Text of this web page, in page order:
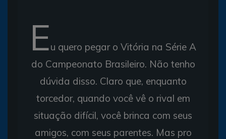
Eu quero pegar o Vitória na Série A
do Campeonato Brasileiro. Não tenho
dúvida disso. Claro que, enquanto
torcedor, quando você vê o rival em
situação difícil, você brinca com seus
amigos, com seus parentes. Mas pro